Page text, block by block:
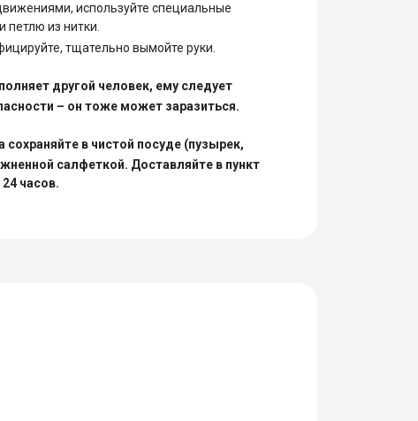
используйте специальные
петлю из нитки.
тщательно вымойте руки.
другой человек, ему следует
– он тоже может заразиться.
в чистой посуде (пузырек,
салфеткой. Доставляйте в пункт
часов.